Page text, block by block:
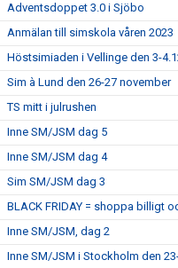
Adventsdoppet 3.0 i Sjöbo
Anmälan till simskola våren 2023
Höstsimiaden i Vellinge den 3-
Sim à Lund den 26-27 november
TS mitt i julrushen
Inne SM/JSM dag 5
Inne SM/JSM dag 4
Sim SM/JSM dag 3
BLACK FRIDAY = shoppa billigt
Inne SM/JSM, dag 2
Inne SM/JSM i Stockholm den